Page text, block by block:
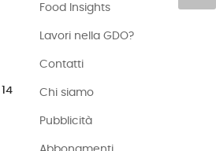
Food Insights
Lavori nella GDO?
Contatti
Chi siamo
Pubblicità